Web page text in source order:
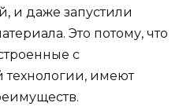
и даже запустили
Это потому, что
с
технологии, имеют